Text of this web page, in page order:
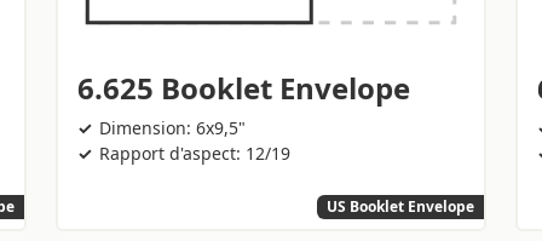
6.625 Booklet Envelope
Dimension: 6x9,5"
Rapport d'aspect: 12/19
US Booklet Envelope